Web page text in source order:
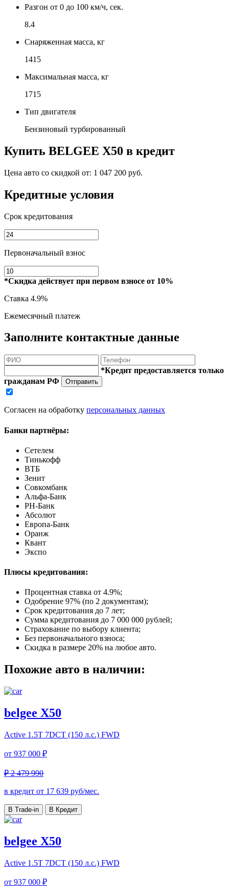
Разгон от 0 до 100 км/ч, сек.
8.4
Снаряженная масса, кг
1415
Максимальная масса, кг
1715
Тип двигателя
Бензиновый турбированный
Купить BELGEE X50 в кредит
Цена авто со скидкой от: 1 047 200 руб.
Кредитные условия
Срок кредитования
Первоначальный взнос
*Скидка действует при первом взносе от 10%
Ставка 4.9%
Ежемесячный платеж
Заполните контактные данные
*Кредит предоставляется только
гражданам РФ
Отправить
Согласен на обработку персональных данных
Банки партнёры:
Сетелем
Тинькофф
ВТБ
Зенит
Совкомбанк
Альфа-Банк
РН-Банк
Абсолют
Европа-Банк
Оранж
Квант
Экспо
Плюсы кредитования:
Процентная ставка от 4.9%;
Одобрение 97% (по 2 документам);
Срок кредитования до 7 лет;
Сумма кредитования до 7 000 000 рублей;
Страхование по выбору клиента;
Без первоначального взноса;
Скидка в размере 20% на любое авто.
Похожие авто в наличии:
belgee X50
Active 1.5T 7DCT (150 л.с.) FWD
от 937 000 ₽
₽ 2 479 990
в кредит от 17 639 руб/мес.
В Trade-in В Кредит
belgee X50
Active 1.5T 7DCT (150 л.с.) FWD
от 937 000 ₽